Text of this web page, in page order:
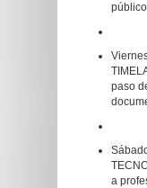
paso
a